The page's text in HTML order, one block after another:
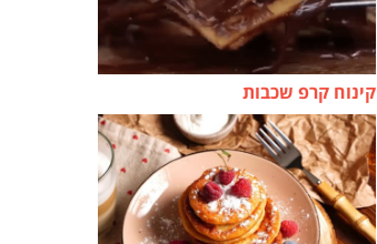
קינוח קרפ שכבות